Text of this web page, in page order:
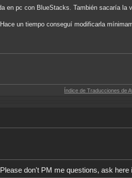
en pc con BlueStacks. También sacaría la
un tiempo conseguí modificarla
Índice de Traducciones de Aventuras
don't PM me questions, ask here